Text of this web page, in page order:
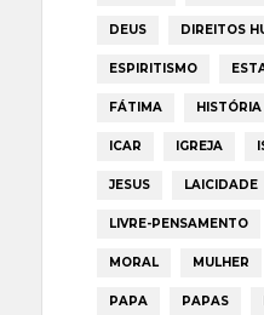
DEUS DIREITOS
ESPIRITISMO
FÁTIMA HISTÓRIA
ICAR IGREJA
JESUS LAICIDADE
LIVRE-PENSAMENTO
MORAL MULHER
PAPA PAPAS